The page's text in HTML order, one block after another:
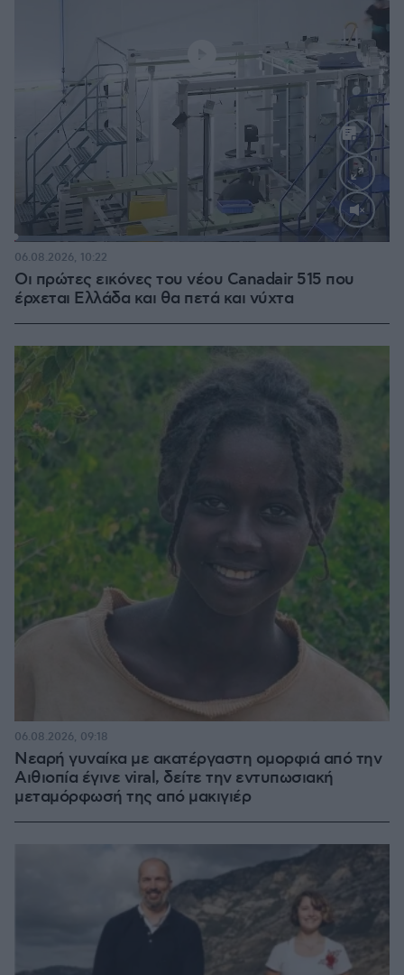
Loaded
Οι πρώτες εικόνες του νέου Canadair 515 που
έρχεται Ελλάδα και θα πετά και νύχτα
06.08.2026, 10:22
Νεαρή γυναίκα με ακατέργαστη ομορφιά από την
Αιθιοπία έγινε viral, δείτε την εντυπωσιακή
μεταμόρφωσή της από μακιγιέρ
06.08.2026, 09:18